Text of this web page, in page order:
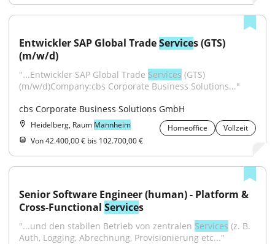
Entwickler SAP Global Trade Services (GTS)
(m/w/d)
"...Entwickler SAP Global Trade Services (GTS)
(m/w/d)Company:cbs Corporate Business Solutions..."
cbs Corporate Business Solutions GmbH
Heidelberg, Raum Mannheim Homeoffice
Vollzeit
Von 42.400,00 € bis 102.700,00 €
Senior Software Engineer (human) - Platform &
Cross-Functional Services
"...und den stabilen Betrieb von zentralen Services (z. B.
Auth, Logging, Abrechnung, Provisionierung etc..."